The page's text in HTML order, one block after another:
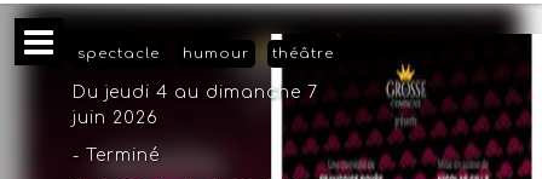
spectacle humour théâtre
Du jeudi 4 au dimanche 7
juin 2026
- Terminé